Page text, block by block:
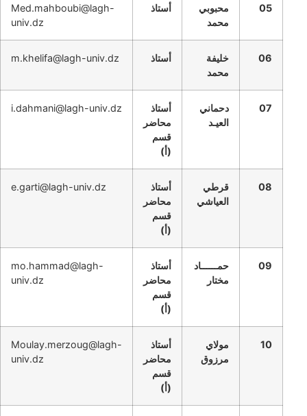
Med.mahboubi@lagh-
univ.dz
أستاذ
محبوبي
محمد
05
m.khelifa@lagh-univ.dz أستاذ
خليفة
محمد
06
i.dahmani@lagh-univ.dz
أستاذ
محاضر
قسم
(أ)
دحماني
العيـد
07
e.garti@lagh-univ.dz
أستاذ
محاضر
قسم
(أ)
قرطي
العياشي
08
mo.hammad@lagh-
univ.dz
أستاذ
محاضر
قسم
(أ)
حمــــــاد
مختار
09
Moulay.merzoug@lagh-
univ.dz
أستاذ
محاضر
قسم
(أ)
مولاي
مرزوق
10